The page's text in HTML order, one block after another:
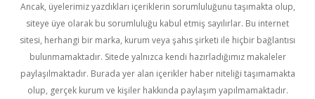
Ancak, üyelerimiz yazdıkları içeriklerin sorumluluğunu taşımakta olup,
siteye üye olarak bu sorumluluğu kabul etmiş sayılırlar. Bu internet
sitesi, herhangi bir marka, kurum veya şahıs şirketi ile hiçbir bağlantısı
bulunmamaktadır. Sitede yalnızca kendi hazırladığımız makaleler
paylaşılmaktadır. Burada yer alan içerikler haber niteliği taşımamakta
olup, gerçek kurum ve kişiler hakkında paylaşım yapılmamaktadır.